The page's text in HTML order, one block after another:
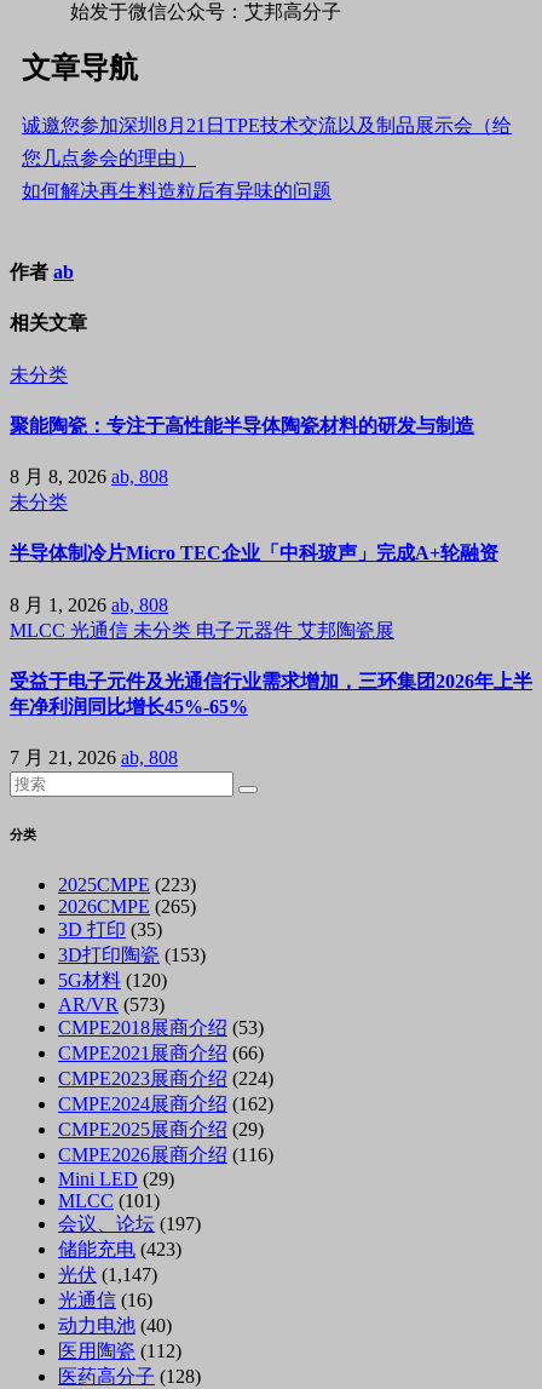
始发于微信公众号：艾邦高分子
文章导航
诚邀您参加深圳8月21日TPE技术交流以及制品展示会（给
您几点参会的理由）
如何解决再生料造粒后有异味的问题
作者 ab
相关文章
未分类
聚能陶瓷：专注于高性能半导体陶瓷材料的研发与制造
8 月 8, 2026 ab, 808
未分类
半导体制冷片Micro TEC企业「中科玻声」完成A+轮融资
8 月 1, 2026 ab, 808
MLCC 光通信 未分类 电子元器件 艾邦陶瓷展
受益于电子元件及光通信行业需求增加，三环集团2026年上半
年净利润同比增长45%-65%
7 月 21, 2026 ab, 808
分类
2025CMPE (223)
2026CMPE (265)
3D 打印 (35)
3D打印陶瓷 (153)
5G材料 (120)
AR/VR (573)
CMPE2018展商介绍 (53)
CMPE2021展商介绍 (66)
CMPE2023展商介绍 (224)
CMPE2024展商介绍 (162)
CMPE2025展商介绍 (29)
CMPE2026展商介绍 (116)
Mini LED (29)
MLCC (101)
会议、论坛 (197)
储能充电 (423)
光伏 (1,147)
光通信 (16)
动力电池 (40)
医用陶瓷 (112)
医药高分子 (128)